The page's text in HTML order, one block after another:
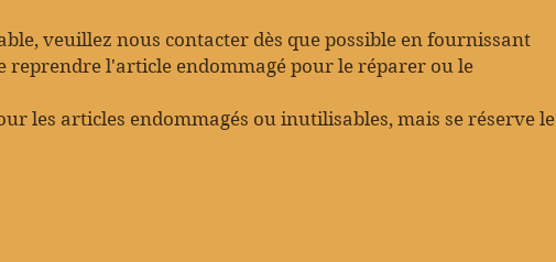
veuillez nous contacter dès que possible en fournissant
l'article endommagé pour le réparer ou le
les articles endommagés ou inutilisables, mais se réserve le